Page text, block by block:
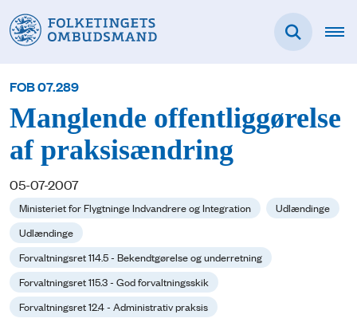
FOB 07.289
Manglende offentliggørelse
af praksisændring
05-07-2007
Ministeriet for Flygtninge Indvandrere og Integration
Udlændinge
Udlændinge
Forvaltningsret 114.5 - Bekendtgørelse og underretning
Forvaltningsret 115.3 - God forvaltningsskik
Forvaltningsret 12.4 - Administrativ praksis